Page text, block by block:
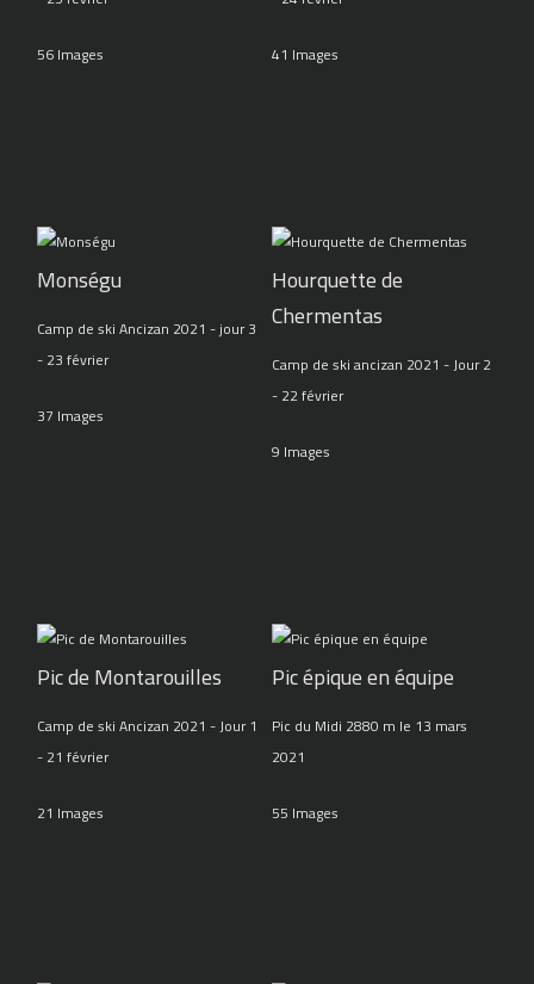
56 Images 41 Images
Monségu
Camp de ski Ancizan 2021 - jour 3
- 23 février
37 Images
Hourquette de
Chermentas
Camp de ski ancizan 2021 - Jour 2
- 22 février
9 Images
Pic de Montarouilles
Camp de ski Ancizan 2021 - Jour 1
- 21 février
21 Images
Pic épique en équipe
Pic du Midi 2880 m le 13 mars
2021
55 Images